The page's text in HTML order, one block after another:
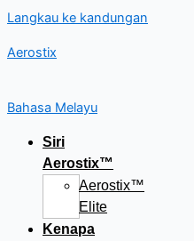
Langkau ke kandungan
Aerostix
Bahasa Melayu
Siri
Aerostix™
Aerostix™
Elite
Kenapa